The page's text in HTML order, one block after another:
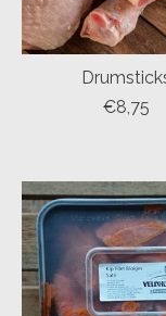
€8,75